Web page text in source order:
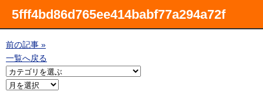
5fff4bd86d765ee414babf77a294a72f
前の記事 »
一覧へ戻る